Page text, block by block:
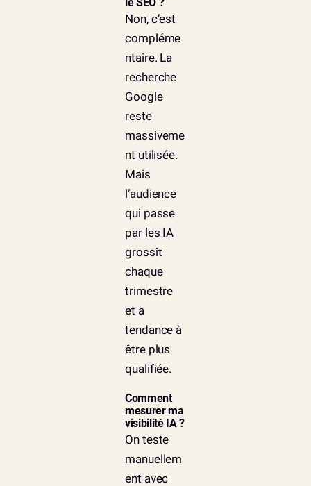
Non, c’est
compléme
ntaire. La
recherche
Google
reste
massiveme
nt utilisée.
Mais
l’audience
qui passe
par les IA
grossit
chaque
trimestre
et a
tendance à
être plus
qualifiée.
Comment
mesurer ma
visibilité IA ?
On teste
manuellem
ent avec